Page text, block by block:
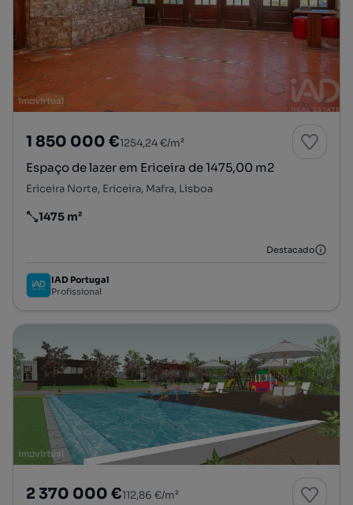
1 850 000 €1254,24 €/m²
Espaço de lazer em Ericeira de 1475,00 m2
Ericeira Norte, Ericeira, Mafra, Lisboa
Preço por metro quadrado
1475 m²
Destacado
IAD Portugal
Profissional
2 370 000 €112,86 €/m²